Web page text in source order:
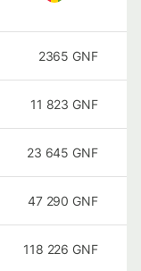
2365 GNF
11 823 GNF
23 645 GNF
47 290 GNF
118 226 GNF